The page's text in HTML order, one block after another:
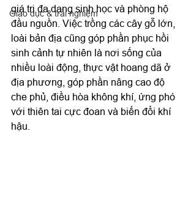
Giáo dục & trải nghiệm
giá trị đa dạng sinh học và phòng hộ
đầu nguồn. Việc trồng các cây gỗ lớn,
loài bản địa cũng góp phần phục hồi
sinh cảnh tự nhiên là nơi sống của
nhiều loài động, thực vật hoang dã ở
địa phương, góp phần nâng cao độ
che phủ, điều hòa không khí, ứng phó
với thiên tai cực đoan và biến đổi khí
hậu.